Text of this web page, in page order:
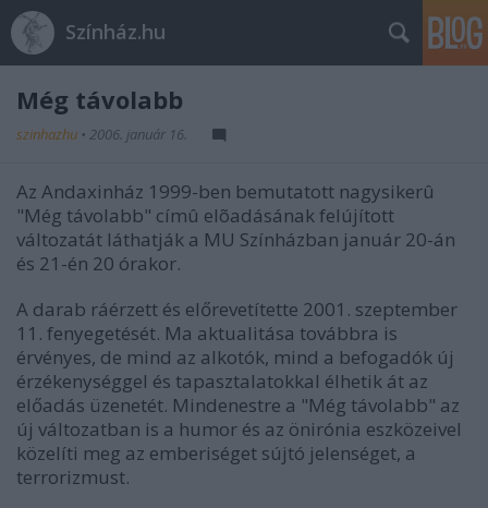
Színház.hu
Még távolabb
szinhazhu • 2006. január 16.
Az Andaxinház 1999-ben bemutatott nagysikerû
"Még távolabb" címû elõadásának felújított
változatát láthatják a MU Színházban január 20-án
és 21-én 20 órakor.
A darab ráérzett és előrevetítette 2001. szeptember
11. fenyegetését. Ma aktualitása továbbra is
érvényes, de mind az alkotók, mind a befogadók új
érzékenységgel és tapasztalatokkal élhetik át az
előadás üzenetét. Mindenestre a "Még távolabb" az
új változatban is a humor és az önirónia eszközeivel
közelíti meg az emberiséget sújtó jelenséget, a
terrorizmust.